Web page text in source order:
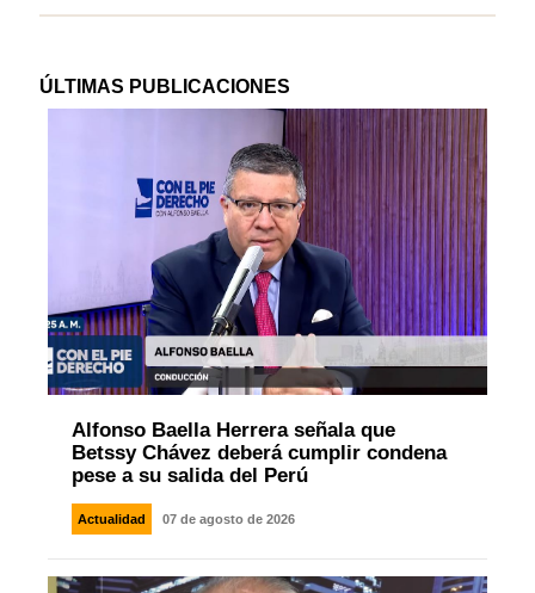
ÚLTIMAS PUBLICACIONES
Alfonso Baella Herrera señala que
Betssy Chávez deberá cumplir condena
pese a su salida del Perú
Actualidad 07 de agosto de 2026